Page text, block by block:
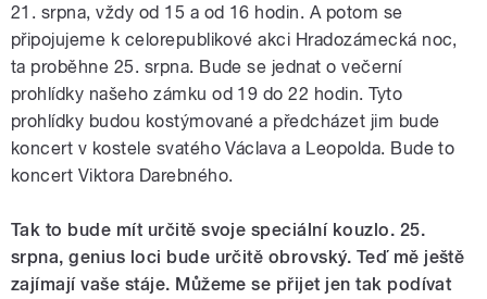
21. srpna, vždy od 15 a od 16 hodin. A potom se
připojujeme k celorepublikové akci Hradozámecká noc,
ta proběhne 25. srpna. Bude se jednat o večerní
prohlídky našeho zámku od 19 do 22 hodin. Tyto
prohlídky budou kostýmované a předcházet jim bude
koncert v kostele svatého Václava a Leopolda. Bude to
koncert Viktora Darebného.
Tak to bude mít určitě svoje speciální kouzlo. 25.
srpna, genius loci bude určitě obrovský. Teď mě ještě
zajímají vaše stáje. Můžeme se přijet jen tak podívat